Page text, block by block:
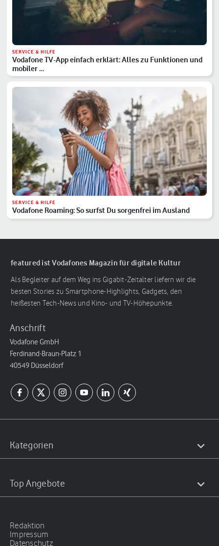
SERVICE & HILFE
Vodafone TV-App einfach erklärt: Alles zu Funktionen und
mobiler …
SERVICE & HILFE
Vodafone Roaming: So surfst Du sorgenfrei im Ausland
featured ist Vodafones Magazin für digitale Kultur
Als Begleiter auf dem Weg ins Gigabit-Zeitalter liefern wir die
besten Stories zu Smartphone-Highlights, Gadgets, den
heißesten Tech-News und Kino- und TV-Höhepunkte.
Anschrift
Vodafone GmbH
Ferdinand-Braun-Platz 1
40549 Düsseldorf
Kategorien
Top Angebote
Redaktion
Impressum
Datenschutz